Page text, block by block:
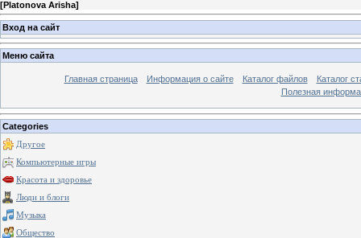
[Platonova Arisha]
Вход на сайт
Меню сайта
Главная страница Информация о сайте Каталог файлов
Каталог
Полезная
Categories
Другое
Компьютерные игры
Красота и здоровье
Люди и блоги
Музыка
Общество